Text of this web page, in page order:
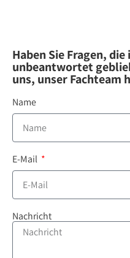
Haben Sie Fragen,
unbeantwortet
uns, unser
Name
E-Mail
Nachricht